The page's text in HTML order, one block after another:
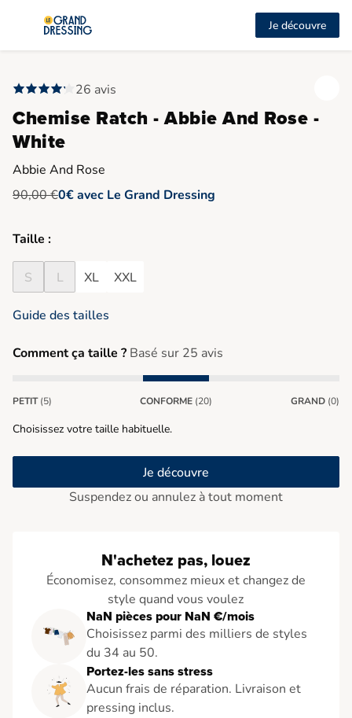
Je découvre
26 avis
Chemise Ratch - Abbie And Rose -
White
Abbie And Rose
90,00 €0€ avec Le Grand Dressing
Taille :
S L XL XXL
Guide des tailles
Comment ça taille ? Basé sur 25 avis
PETIT (5) CONFORME (20) GRAND (0)
Choisissez votre taille habituelle.
Je découvre
Suspendez ou annulez à tout moment
N'achetez pas, louez
Économisez, consommez mieux et changez de
style quand vous voulez
NaN pièces pour NaN €/mois
Choisissez parmi des milliers de styles
du 34 au 50.
Portez-les sans stress
Aucun frais de réparation. Livraison et
pressing inclus.